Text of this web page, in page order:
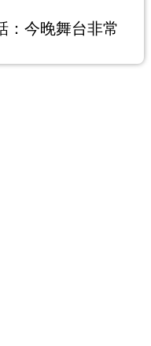
：今晚舞台非常